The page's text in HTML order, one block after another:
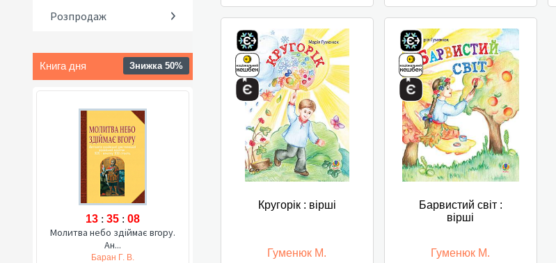
Розпродаж
Книга дня Знижка 50%
13 : 35 : 07
Молитва небо здіймає вгору.
Ан...
Баран Г. В.
Кругорік : вірші
Гуменюк М.
Барвистий світ :
вірші
Гуменюк М.